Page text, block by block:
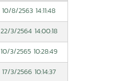
10/8/2563 14:11:48
22/3/2564 14:00:18
10/3/2565 10:28:49
17/3/2566 10:14:37